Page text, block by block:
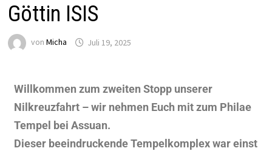
Göttin ISIS
von Micha Juli 19, 2025
Willkommen zum zweiten Stopp unserer
Nilkreuzfahrt – wir nehmen Euch mit zum Philae
Tempel bei Assuan.
Dieser beeindruckende Tempelkomplex war einst